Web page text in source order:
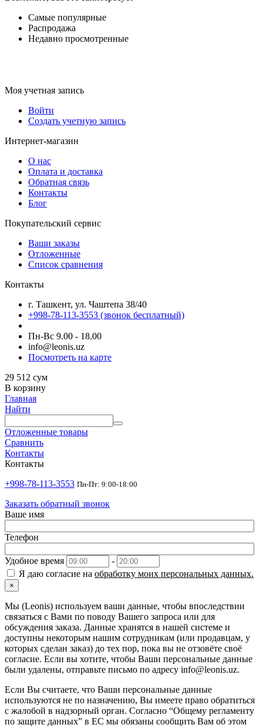
Самые популярные
Распродажа
Недавно просмотренные
Моя учетная запись
Войти
Создать учетную запись
Интернет-магазин
О нас
Оплата и доставка
Обратная связь
Контакты
Блог
Покупательский сервис
Ваши заказы
Отложенные
Список сравнения
Контакты
г. Ташкент, ул. Чаштепа 38/40
+998-78-113-3553 (звонок бесплатный)
Пн-Вс 9.00 - 18.00
info@leonis.uz
Посмотреть на карте
29 512 сум
В корзину
Главная
Найти
Отложенные товары
Сравнить
Контакты
Контакты
+998-78-113-3553 Пн-Пт: 9:00-18:00
Заказать обратный звонок
Ваше имя
Телефон
Удобное время
-
Я даю согласие на обработку моих персональных данных.
×
Мы (Leonis) используем ваши данные, чтобы впоследствии
связаться с Вами по поводу Вашего запроса или для
обсуждения заказа. Данные хранятся в нашей системе и
доступны некоторым нашим сотрудникам (или продавцам, у
которых сделан заказ) до тех пор, пока вы не отзовёте своё
согласие. Если вы хотите, чтобы Ваши персональные данные
были удалены, отправьте письмо по адресу info@leonis.uz.
Если Вы считаете, что Ваши персональные данные
используются не по назначению, Вы имеете право обратиться
с жалобой в надзорный орган. Согласно “Общему регламенту
по защите данных” в ЕС мы обязаны сообщить Вам об этом